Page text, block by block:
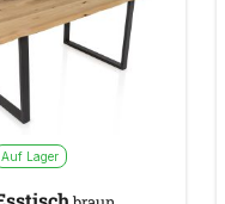
Auf Lager